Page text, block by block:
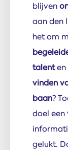
blijven
aan den
het om
talenten
vinden
baan?
doel een
gelukt.